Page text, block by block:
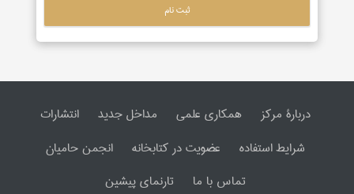
ثبت نام
دربارۀ مرکز همکاری علمی مداخل جدید
انتشارات
شرایط استفاده
عضویت در کتابخانه
انجمن حامیان
تماس با ما
تارنمای پیشین